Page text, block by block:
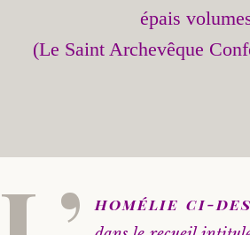
épais
(Le Saint Archevêque
homélie ci-